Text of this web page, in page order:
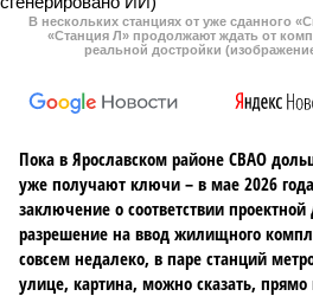
В нескольких станциях от уже сданного
«Станция Л» продолжают ждать от
реальной достройки
Пока в Ярославском районе СВАО
уже получают ключи – в мае 2026
заключение о соответствии
разрешение на ввод жилищного
совсем недалеко, в паре станций
улице, картина, можно сказать,